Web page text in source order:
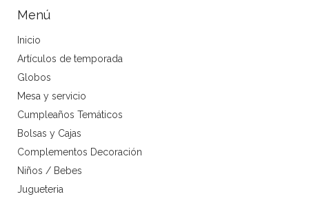
Menú
Inicio
Artículos de temporada
Globos
Mesa y servicio
Cumpleaños Temáticos
Bolsas y Cajas
Complementos Decoración
Niños / Bebes
Jugueteria